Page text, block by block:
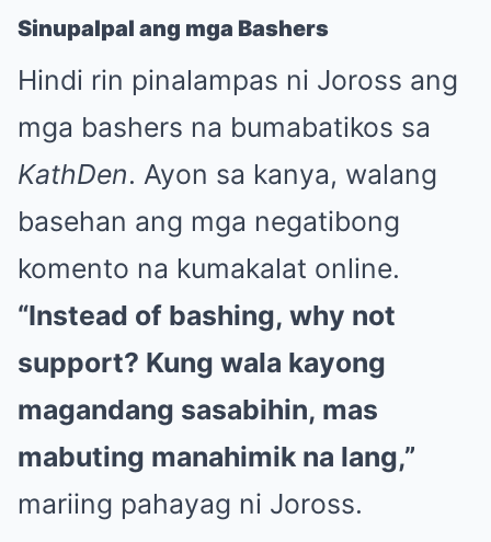
Sinupalpal ang mga Bashers
Hindi rin pinalampas ni Joross ang
mga bashers na bumabatikos sa
KathDen. Ayon sa kanya, walang
basehan ang mga negatibong
komento na kumakalat online.
“Instead of bashing, why not
support? Kung wala kayong
magandang sasabihin, mas
mabuting manahimik na lang,”
mariing pahayag ni Joross.